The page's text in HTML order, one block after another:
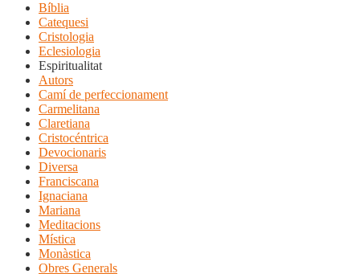
Bíblia
Catequesi
Cristologia
Eclesiologia
Espiritualitat
Autors
Camí de perfeccionament
Carmelitana
Claretiana
Cristocéntrica
Devocionaris
Diversa
Franciscana
Ignaciana
Mariana
Meditacions
Mística
Monàstica
Obres Generals